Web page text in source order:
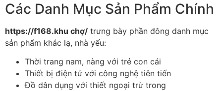
Các Danh Mục Sản Phẩm Chính
https://f168.khu chợ/ trưng bày phần đông danh mục
sản phẩm khác lạ, nhà yếu:
Thời trang nam, nàng với trẻ con cái
Thiết bị điện tử với công nghệ tiên tiến
Đồ dân dụng với thiết ngoại trừ trong